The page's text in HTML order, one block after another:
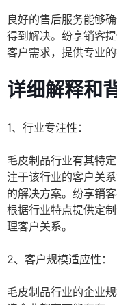
良好的售后服务能够
得到解决。纷享销客
客户需求，提供专业的
详细解释和
1、行业专注性：
毛皮制品行业有其特
注于该行业的客户关
的解决方案。纷享销
根据行业特点提供定
理客户关系。
2、客户规模适应性：
毛皮制品行业的企业